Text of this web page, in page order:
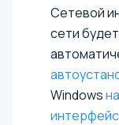
Сетевой
сети
Windows